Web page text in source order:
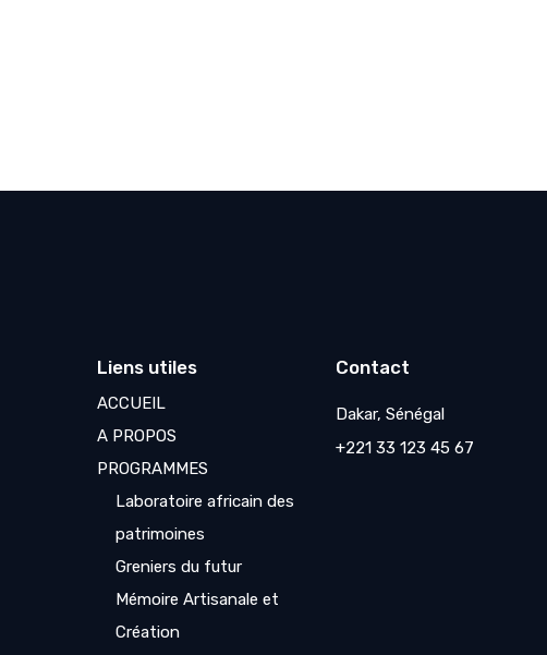
Liens utiles
ACCUEIL
A PROPOS
PROGRAMMES
Laboratoire africain des
patrimoines
Greniers du futur
Mémoire Artisanale et
Création
Contact
Dakar, Sénégal
+221 33 123 45 67